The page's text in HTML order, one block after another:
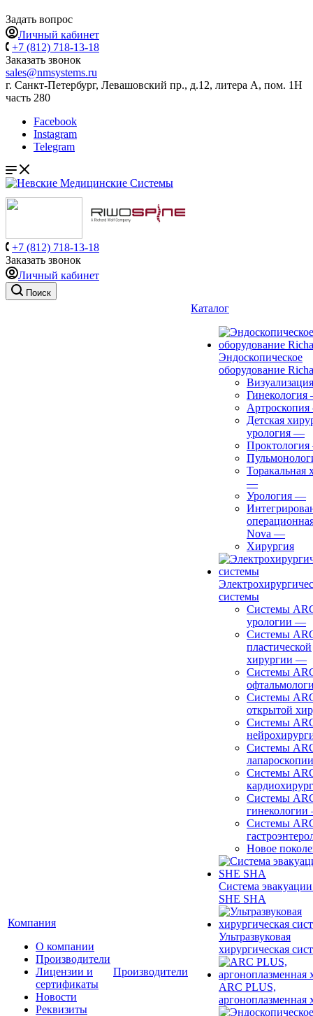
Задать вопрос
Личный кабинет
+7 (812) 718-13-18
Заказать звонок
sales@nmsystems.ru
г. Санкт-Петербург, Левашовский пр., д.12, литера А, пом. 1Н
часть 280
Facebook
Instagram
Telegram
+7 (812) 718-13-18
Заказать звонок
Личный кабинет
Поиск
Компания
О компании
Производители
Лицензии и
сертификаты
Новости
Реквизиты
Производители
Каталог
Эндоскопическое
оборудование
Визуализация
Гинекология
Артроскопия
Детская
урология —
Проктология
Торакальная
—
Урология —
Nova —
Хирургия
системы
Системы
урологии —
Системы
пластической
хирургии —
Системы
Системы
открытой
Системы
Системы
лапароскопии
Системы
Системы
гинекологии
Системы
Новое
Система
SHE SHA
Ультразвуковая
хирургическая
ARC PLUS,
аргоноплазменная